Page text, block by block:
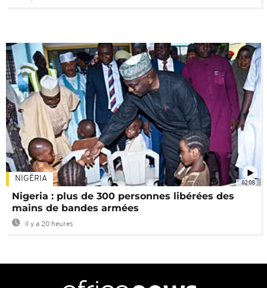
02:08
NIGÉRIA
Nigeria : plus de 300 personnes libérées des
mains de bandes armées
Il y a 20 heures